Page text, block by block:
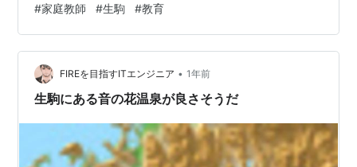
で続けていきます ブログ収益は…雀の涙です（笑）でも
他の人にはない意外な強みとは？ あと僅かですが新規生
徒さんを募集中！ お陰様で今年も、新しい生徒さんが家
庭教師を申し込んでくれました！本当にありがとうござ
います。勉強が苦手な子でも大丈夫。ちょっとずつ、一
#家庭教師 #生駒 #教育
FIREを目指すITエンジニア • 1年前
生駒にある音の花温泉が良さそうだ